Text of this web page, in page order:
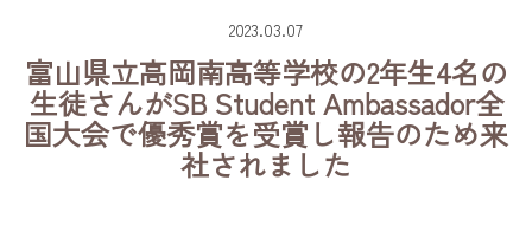
2023.03.07
富山県立高岡南高等学校の2年生4名の
生徒さんがSB Student Ambassador全
国大会で優秀賞を受賞し報告のため来
社されました